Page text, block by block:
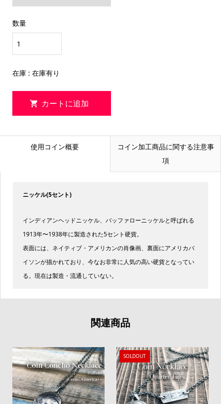
数量
在庫 : 在庫有り
使用コイン概要
コイン加工商品に関する注意事
項
ニッケル(5セント)
インディアンヘッドニッケル、バッファローニッケルと呼ばれる
1913年〜1938年に製造された5セント硬貨。
表面には、ネイティブ・アメリカンの肖像画、裏面にアメリカバ
イソンが描かれており、今なお非常に人気の高い硬貨となってい
る。現在は製造・流通していない。
関連商品
SOLDOUT